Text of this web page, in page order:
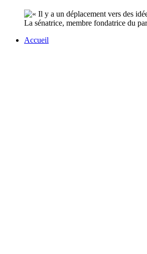
La sénatrice, membre fondatrice du
Accueil